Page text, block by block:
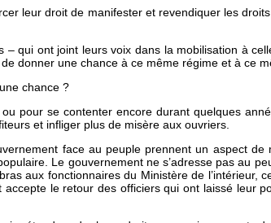
leur droit de manifester et revendiquer les
qui ont joint leurs voix dans la mobilisation à
donner une chance à ce même régime et à ce
chance ?
pour se contenter encore durant quelques
et infliger plus de misère aux ouvriers.
face au peuple prennent un aspect
Le gouvernement ne s’adresse pas au
aux fonctionnaires du Ministère de l’intérieur,
le retour des officiers qui ont laissé leur